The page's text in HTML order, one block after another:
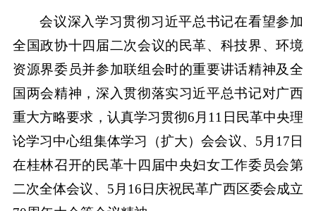
会议深入学习贯彻习近平总书记在看望参加
全国政协十四届二次会议的民革、科技界、环境
资源界委员并参加联组会时的重要讲话精神及全
国两会精神，深入贯彻落实习近平总书记对广西
重大方略要求，认真学习贯彻6月11日民革中央理
论学习中心组集体学习（扩大）会会议、5月17日
在桂林召开的民革十四届中央妇女工作委员会第
二次全体会议、5月16日庆祝民革广西区委会成立